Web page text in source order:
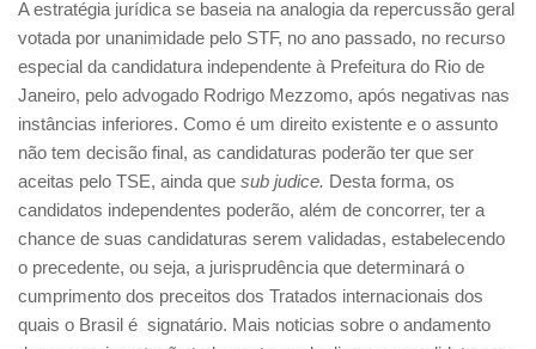
A estratégia jurídica se baseia na analogia da repercussão geral
votada por unanimidade pelo STF, no ano passado, no recurso
especial da candidatura independente à Prefeitura do Rio de
Janeiro, pelo advogado Rodrigo Mezzomo, após negativas nas
instâncias inferiores. Como é um direito existente e o assunto
não tem decisão final, as candidaturas poderão ter que ser
aceitas pelo TSE, ainda que sub judice. Desta forma, os
candidatos independentes poderão, além de concorrer, ter a
chance de suas candidaturas serem validadas, estabelecendo
o precedente, ou seja, a jurisprudência que determinará o
cumprimento dos preceitos dos Tratados internacionais dos
quais o Brasil é signatário. Mais noticias sobre o andamento